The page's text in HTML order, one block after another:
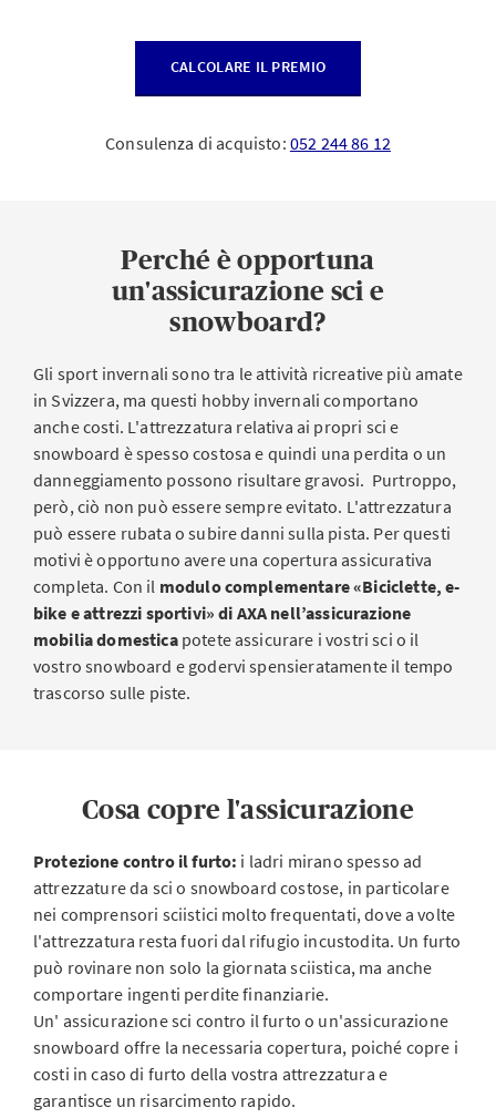
CALCOLARE IL PREMIO
Consulenza di acquisto: 052 244 86 12
Perché è opportuna
un'assicurazione sci e
snowboard?
Gli sport invernali sono tra le attività ricreative più amate
in Svizzera, ma questi hobby invernali comportano
anche costi. L'attrezzatura relativa ai propri sci e
snowboard è spesso costosa e quindi una perdita o un
danneggiamento possono risultare gravosi. Purtroppo,
però, ciò non può essere sempre evitato. L'attrezzatura
può essere rubata o subire danni sulla pista. Per questi
motivi è opportuno avere una copertura assicurativa
completa. Con il modulo complementare «Biciclette, e-
bike e attrezzi sportivi» di AXA nell’assicurazione
mobilia domesticapotete assicurare i vostri sci o il
vostro snowboard e godervi spensieratamente il tempo
trascorso sulle piste.
Cosa copre l'assicurazione
Protezione contro il furto: i ladri mirano spesso ad
attrezzature da sci o snowboard costose, in particolare
nei comprensori sciistici molto frequentati, dove a volte
l'attrezzatura resta fuori dal rifugio incustodita. Un furto
può rovinare non solo la giornata sciistica, ma anche
comportare ingenti perdite finanziarie.
Un' assicurazione sci contro il furto o un'assicurazione
snowboard offre la necessaria copertura, poiché copre i
costi in caso di furto della vostra attrezzatura e
garantisce un risarcimento rapido.